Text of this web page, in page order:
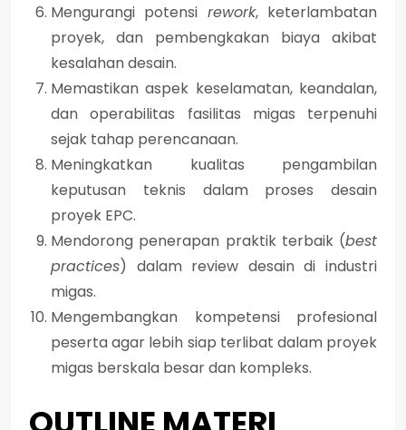
Mengurangi potensi rework, keterlambatan
proyek, dan pembengkakan biaya akibat
kesalahan desain.
Memastikan aspek keselamatan, keandalan,
dan operabilitas fasilitas migas terpenuhi
sejak tahap perencanaan.
Meningkatkan kualitas pengambilan
keputusan teknis dalam proses desain
proyek EPC.
Mendorong penerapan praktik terbaik (best
practices) dalam review desain di industri
migas.
Mengembangkan kompetensi profesional
peserta agar lebih siap terlibat dalam proyek
migas berskala besar dan kompleks.